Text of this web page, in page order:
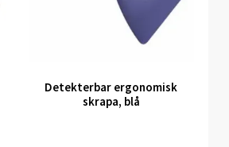
Detekterbar ergonomisk
skrapa, blå